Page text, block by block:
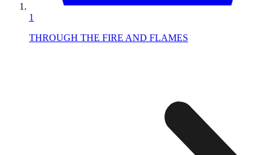
1
THROUGH THE FIRE AND FLAMES